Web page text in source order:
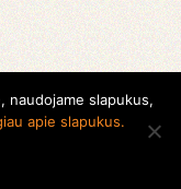
viešoji Ąžuolyno
naudojame slapukus,
apie slapukus.